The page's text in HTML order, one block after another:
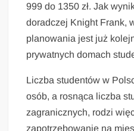
999 do 1350 zł. Jak
doradczej Knight Frank,
planowania jest już
prywatnych domach
Liczba studentów w
osób, a rosnąca liczba
zagranicznych, rodzi
zapotrzebowanie na